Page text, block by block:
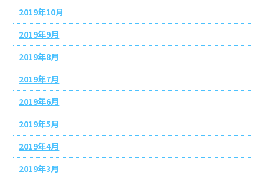
2019年10月
2019年9月
2019年8月
2019年7月
2019年6月
2019年5月
2019年4月
2019年3月